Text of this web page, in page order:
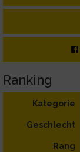
Ranking
Kategorie
Geschlecht
Rang